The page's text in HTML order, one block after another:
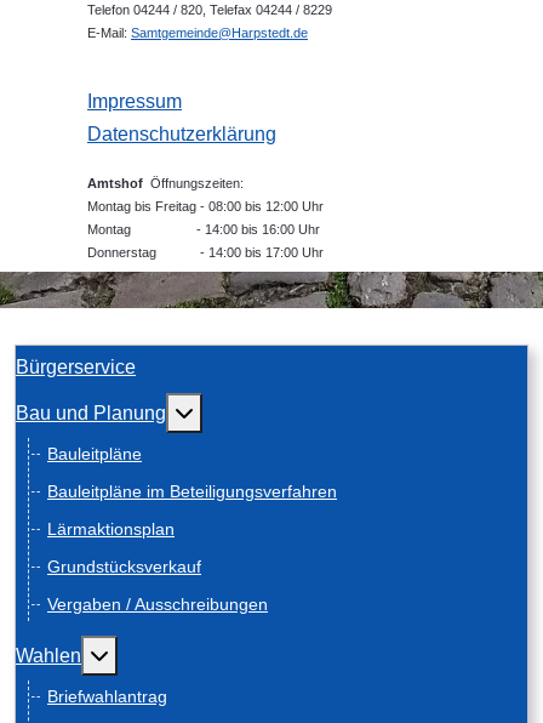
Telefon 04244 / 820, Telefax 04244 / 8229
E-Mail: Samtgemeinde@Harpstedt.de
Impressum
Datenschutzerklärung
Amtshof Öffnungszeiten:
Montag bis Freitag - 08:00 bis 12:00 Uhr
Montag - 14:00 bis 16:00 Uhr
Donnerstag - 14:00 bis 17:00 Uhr
Bürgerservice
Bau und Planung Weitere Informationen: Bau und Planung
Bauleitpläne
Bauleitpläne im Beteiligungsverfahren
Lärmaktionsplan
Grundstücksverkauf
Vergaben / Ausschreibungen
Wahlen Weitere Informationen: Wahlen
Briefwahlantrag